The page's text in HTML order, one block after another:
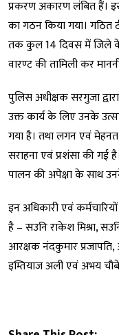
प्रकरण अकारण लंबित हैं।
का गठन किया गया। गठित
तक कुल 14 दिवस में जिले के
वारण्ट की तामिली कर
पुलिस अधीक्षक सरगुजा
उक्त कार्य के लिए उनके
गया है। तथा लगन एवं
सराहना एवं प्रशंसा की गई
पालन की अपेक्षा के साथ
इन अधिकारी एवं
है – सउनि राकेश मिश्रा,
आरक्षक नंदकुमार प्रजापति,
इम्तियाज अली एवं अभय